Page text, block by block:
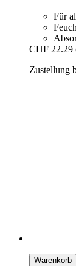
Für
CHF 22.29
Zustellung
Warenkorb